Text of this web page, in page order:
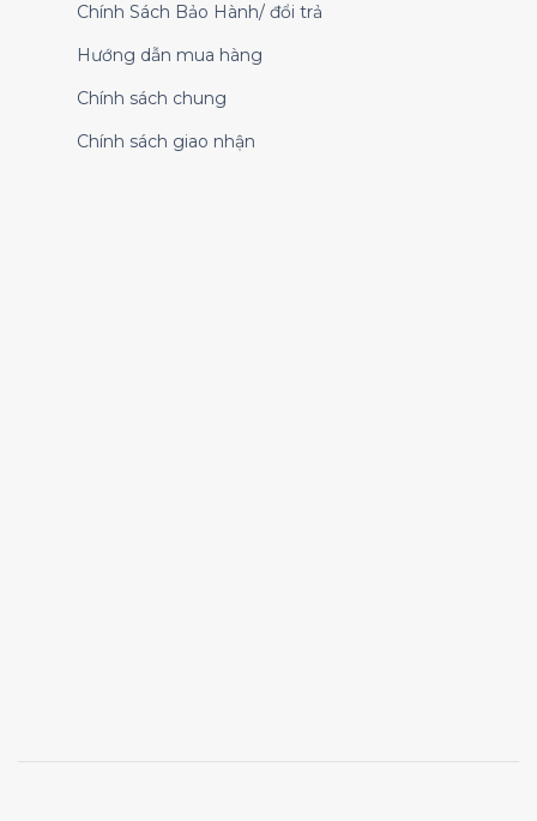
Chính Sách Bảo Hành/ đổi trả
Hướng dẫn mua hàng
Chính sách chung
Chính sách giao nhận